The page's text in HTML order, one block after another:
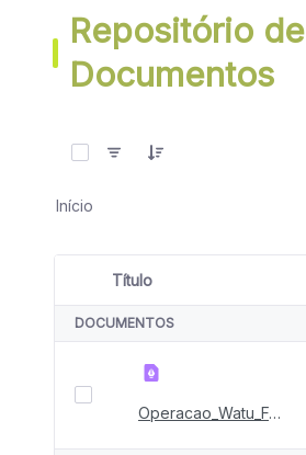
Repositório de
Documentos
Início
Seleção de item
Título
DOCUMENTOS
Operacao_Watu_FASE_IX